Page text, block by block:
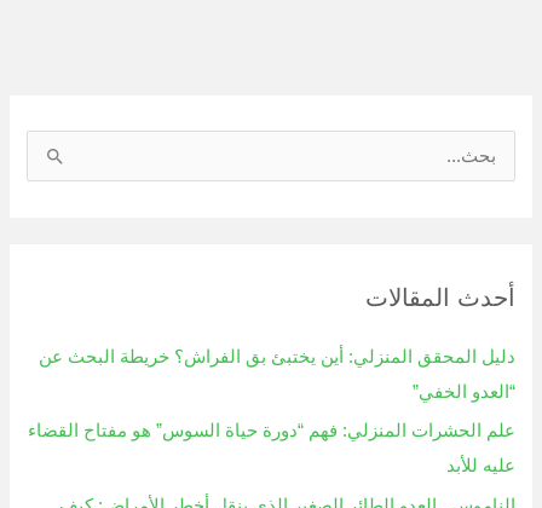
ثأحدث المقالات
دليل المحقق المنزلي: أين يختبئ بق الفراش؟ خريطة البحث عن
“العدو الخفي”
علم الحشرات المنزلي: فهم “دورة حياة السوس” هو مفتاح القضاء
عليه للأبد